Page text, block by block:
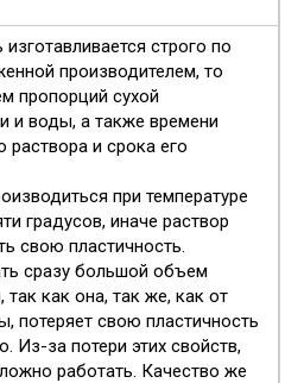
строго по
производителем, то
пропорций сухой
и воды, а также времени
и срока его
при температуре
градусов, иначе раствор
свою пластичность.
сразу большой объем
так как она, так же, как от
потеряет свою пластичность
Из-за потери этих свойств,
работать. Качество же